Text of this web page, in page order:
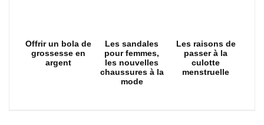
Offrir un bola de
grossesse en
argent
Les sandales
pour femmes,
les nouvelles
chaussures à la
mode
Les raisons de
passer à la
culotte
menstruelle